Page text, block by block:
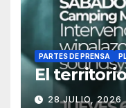
PARTES DE PRENSA
El
28 JULIO, 2026